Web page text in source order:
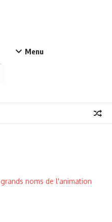
Menu
noms de l'animation